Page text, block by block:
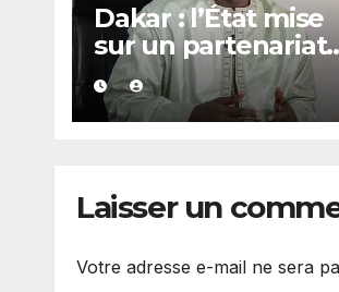
Dakar : l’État mise
sur un partenariat
renforcé avec les
guides religieux et
les diplômés en
Laisser un
Votre adresse e-mail ne sera